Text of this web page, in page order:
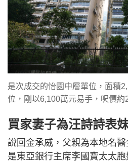
是次成交的怡園中層單位，面積
位，剛以6,100萬元易手，呎價約
買家妻子為汪詩詩表
說回金承威，父親為本地名
是東亞銀行主席李國寶太太